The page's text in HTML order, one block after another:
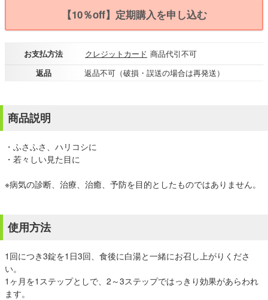
【10％off】定期購入を申し込む
お支払方法 クレジットカード 商品代引不可
返品
返品不可（破損・誤送の場合は再発送）
商品説明
・ふさふさ、ハリコシに
・若々しい見た目に
※病気の診断、治療、治癒、予防を目的としたものではありません。
使用方法
1回につき3錠を1日3回、食後に白湯と一緒にお召し上がりくださ
い。
1ヶ月を1ステップとしで、2～3ステップではっきり効果があらわれ
ます。